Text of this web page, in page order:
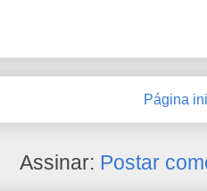
Página
Assinar: Postar